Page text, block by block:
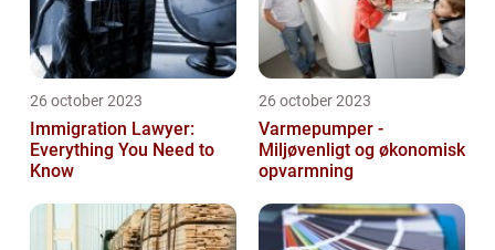
26 october 2023
Immigration Lawyer:
Everything You Need to
Know
26 october 2023
Varmepumper -
Miljøvenligt og økonomisk
opvarmning